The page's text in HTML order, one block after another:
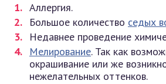
Аллергия.
Большое количество седых
Недавнее проведение
Мелирование. Так как
окрашивание или же
нежелательных оттенков.